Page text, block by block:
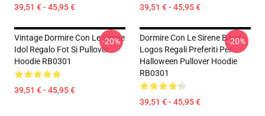
39,51 € - 45,95 € 39,51 € - 45,95 €
Vintage Dormire Con Le Sirene
Idol Regalo Fot Si Pullover
Hoodie RB0301
39,51 € - 45,95 €
-20%
Dormire Con Le Sirene Band
Logos Regali Preferiti Per
Halloween Pullover Hoodie
RB0301
39,51 € - 45,95 €
-20%